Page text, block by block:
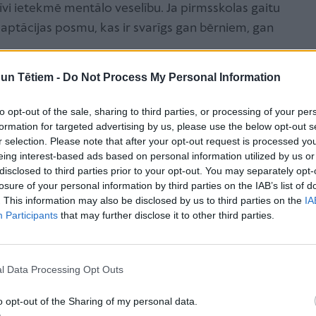
Tētiem - Do Not Process My Personal Information
opt-out of the sale, sharing to third parties, or processing of your
for targeted advertising by us, please use the below opt-out
selection. Please note that after your opt-out request is processed
interest-based ads based on personal information utilized by us
to third parties prior to your opt-out. You may separately
of your personal information by third parties on the IAB’s list of
This information may also be disclosed by us to third parties on the
Participants that may further disclose it to other third parties.
Data Processing Opt Outs
opt-out of the Sharing of my personal data.
ietekmē mentālo veselību. Ja pirmsskolas gaitu
posmu, kas ir svarīgs gan bērniem, gan
nozīme
adaptācijas posma nozīmi – tas stiprina gan
palīdz labāk iepazīt bērnu. Bērni ir ļoti dažādi – ir
laiks, lai iesaistītos kopējās aktivitātēs, ir tādi, kuri
Tieši vecāki vislabāk pazīst savas atvases un
sākšanu.
noturību un